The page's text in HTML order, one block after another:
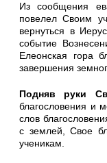
Из сообщения
повелел Своим
вернуться в
событие
Елеонская гора
завершения
Подняв руки
благослове­ния и
слов
с землей, Свое
ученикам.